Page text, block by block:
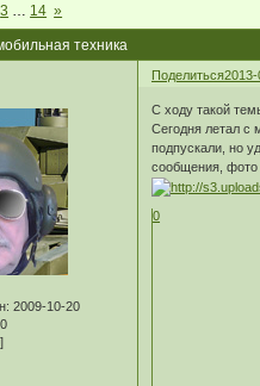
техника
3 14 »
Поделиться2013-
: 2009-10-20
С ходу такой
Сегодня летал с
подпускали, но
сообщения, фото
0